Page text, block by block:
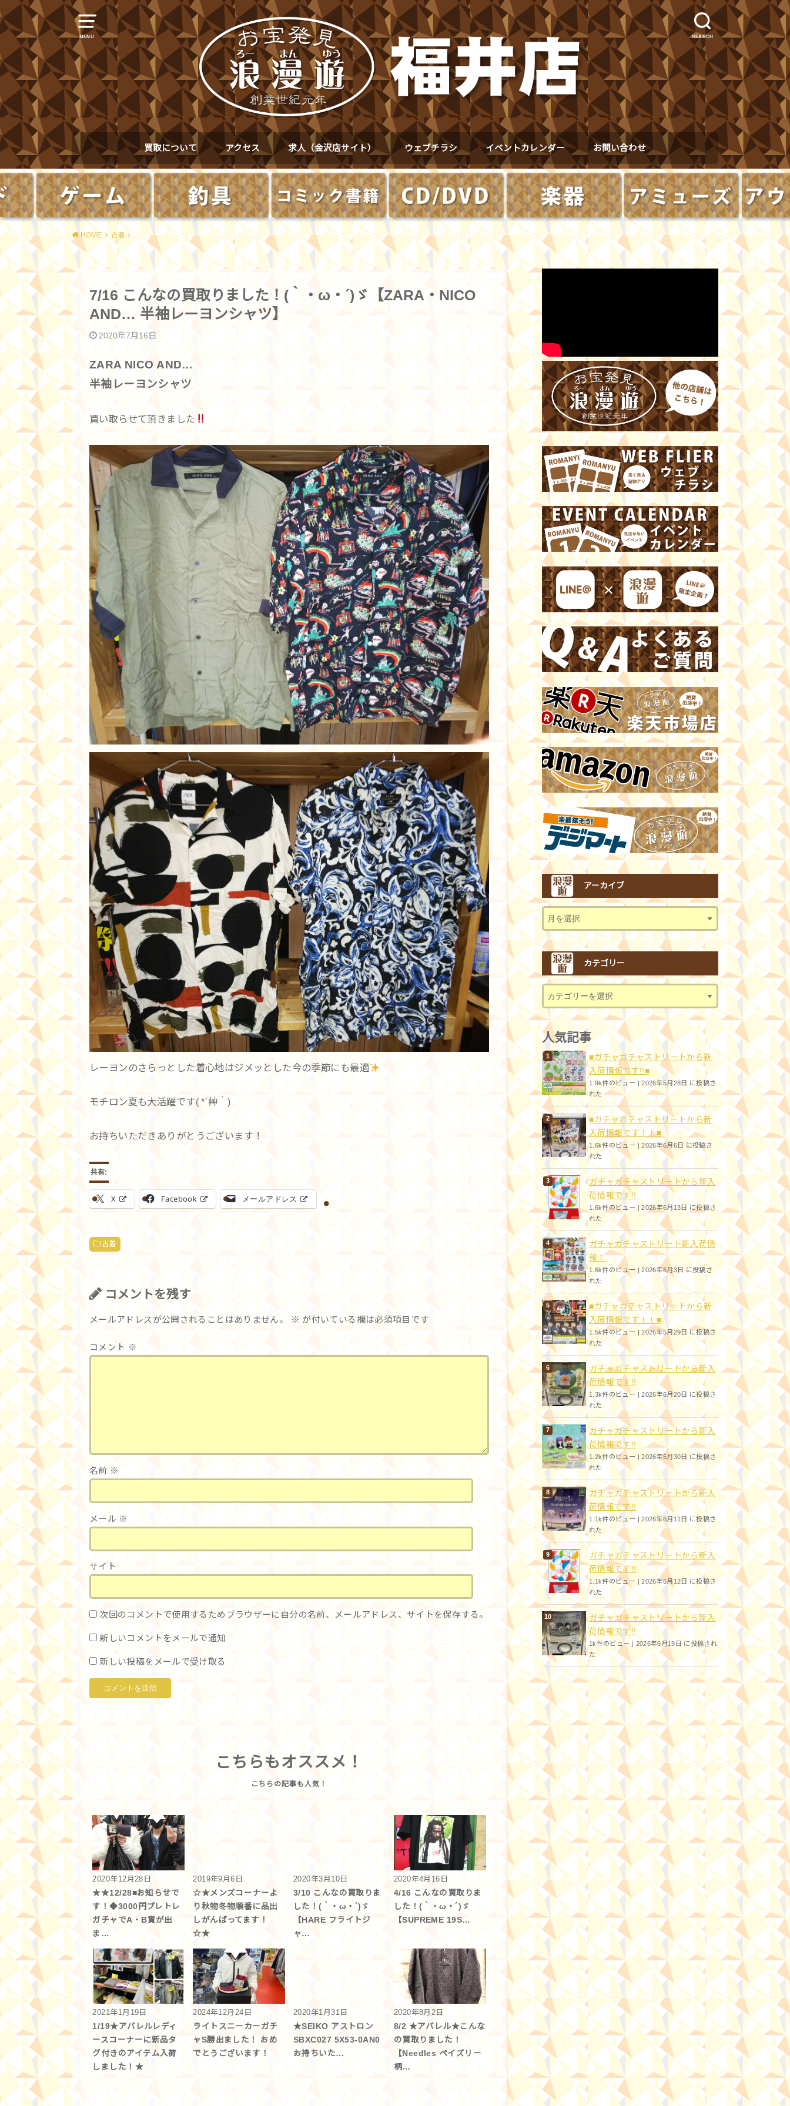
MENU SEARCH
買取について アクセス 求人（金沢店サイト） ウェブチラシ イベントカレンダー お問い合わせ
HOME 古着
7/16 こんなの買取りました！(｀・ω・´)ゞ【ZARA・NICO
AND… 半袖レーヨンシャツ】
2020年7月16日
ZARA NICO AND…
半袖レーヨンシャツ
買い取らせて頂きました
レーヨンのさらっとした着心地はジメッとした今の季節にも最適
モチロン夏も大活躍です( *´艸｀)
お持ちいただきありがとうございます！
共有:
X Facebook メールアドレス
古着
コメントを残す
メールアドレスが公開されることはありません。 ※ が付いている欄は必須項目です
コメント ※
名前 ※
メール ※
サイト
次回のコメントで使用するためブラウザーに自分の名前、メールアドレス、サイトを保存する。
新しいコメントをメールで通知
新しい投稿をメールで受け取る
こちらもオススメ！
2020年12月28日
★★12/28■お知らせで
す！◆3000円プレトレ
ガチャでA・B賞が出
ま…
2019年9月6日
☆★メンズコーナーよ
り秋物冬物順番に品出
しがんばってます！
☆★
2020年3月10日
3/10 こんなの買取りま
した！(｀・ω・´)ゞ
【HARE フライトジ
ャ…
2020年4月16日
4/16 こんなの買取りま
した！(｀・ω・´)ゞ
【SUPREME 19S…
2021年1月19日
1/19★アパレルレディ
ースコーナーに新品タ
グ付きのアイテム入荷
しました！★
2024年12月24日
ライトスニーカーガチ
ャS勝出ました！ おめ
でとうございます！
2020年1月31日
★SEIKO アストロン
SBXC027 5X53-0AN0
お持ちいた…
2020年8月2日
8/2 ★アパレル★こんな
の買取りました！
【Needles ペイズリー
柄…
アーカイブ
カテゴリー
人気記事
■ガチャガチャストリートから新
入荷情報です!!■
1.9k件のビュー|2026年5月28日 に投稿さ
れた
■ガチャガチャストリートから新
入荷情報です！！■
1.6k件のビュー |2026年6月6日 に投稿さ
れた
ガチャガチャストリートから新入
荷情報です!!
1.6k件のビュー|2026年6月13日 に投稿さ
れた
ガチャガチャストリート新入荷情
報！
1.6k件のビュー |2026年6月3日 に投稿さ
れた
■ガチャガチャストリートから新
入荷情報です！！■
1.5k件のビュー |2026年5月29日 に投稿さ
れた
ガチャガチャストリートから新入
荷情報です!!
1.3k件のビュー|2026年6月20日 に投稿さ
れた
ガチャガチャストリートから新入
荷情報です!!
1.2k件のビュー |2026年5月30日 に投稿さ
れた
ガチャガチャストリートから新入
荷情報です!!
1.1k件のビュー|2026年6月11日 に投稿さ
れた
ガチャガチャストリートから新入
荷情報です!!
1.1k件のビュー |2026年6月12日 に投稿さ
れた
ガチャガチャストリートから新入
荷情報です!!
1k件のビュー |2026年6月19日 に投稿され
た